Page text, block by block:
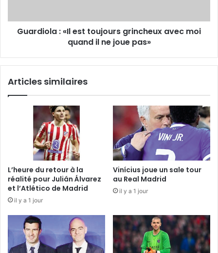
quand
Guardiola : «Il est toujours grincheux avec moi
quand il ne joue pas»
Articles similaires
L’heure du retour à la
réalité pour Julián Álvarez
et l’Atlético de Madrid
il y a 1 jour
Vinícius joue un sale tour
au Real Madrid
il y a 1 jour